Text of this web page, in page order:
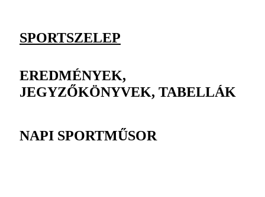
SPORTSZELEP
EREDMÉNYEK,
JEGYZŐKÖNYVEK, TABELLÁK
NAPI SPORTMŰSOR